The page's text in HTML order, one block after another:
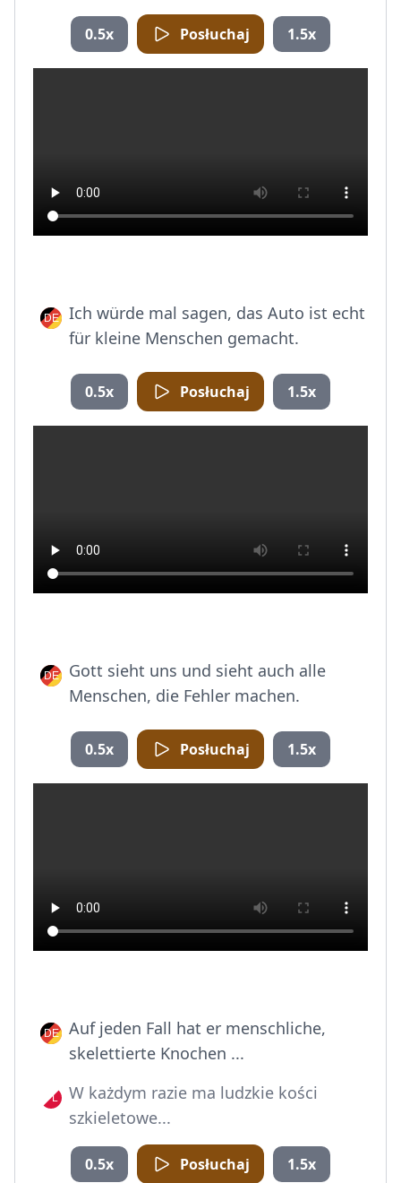
0.5x Posłuchaj 1.5x
Ich würde mal sagen, das Auto ist echt
für kleine Menschen gemacht.
0.5x Posłuchaj 1.5x
Gott sieht uns und sieht auch alle
Menschen, die Fehler machen.
0.5x Posłuchaj 1.5x
Auf jeden Fall hat er menschliche,
skelettierte Knochen ...
W każdym razie ma ludzkie kości
szkieletowe...
0.5x Posłuchaj 1.5x